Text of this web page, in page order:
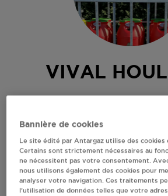
VIVAL
16200
Revendeur de bouteilles
S'Y RENDRE
Bannière de cookies
Le site édité par Antargaz utilise des cookies
Certains sont strictement nécessaires au
ne nécessitent pas votre consentement.
nous utilisons également des cookies pour
analyser votre navigation. Ces traitements
l’utilisation de données telles que votre